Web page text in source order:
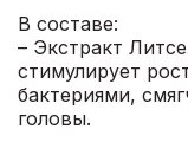
В составе:
– Экстракт
стимулирует
бактериями,
головы.